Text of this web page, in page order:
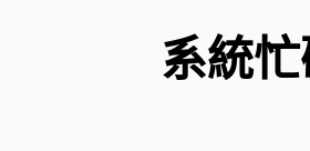
系統